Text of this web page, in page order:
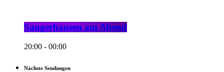
Sangerhausen am Abend
20:00 - 00:00
Nächste Sendungen